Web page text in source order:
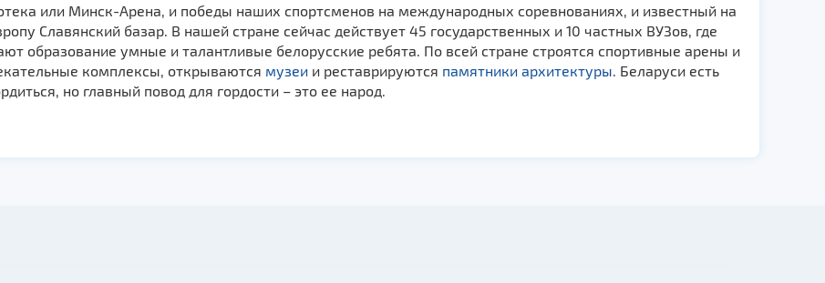
или Минск-Арена, и победы наших спортсменов на международных соревнованиях, и известный на
Славянский базар. В нашей стране сейчас действует 45 государственных и 10 частных ВУЗов, где
образование умные и талантливые белорусские ребята. По всей стране строятся спортивные арены и
комплексы, открываются музеии реставрируются памятники архитектуры. Беларуси есть
но главный повод для гордости – это ее народ.